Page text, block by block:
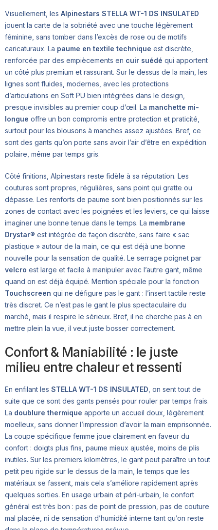
Visuellement, les Alpinestars STELLA WT-1 DS INSULATED
jouent la carte de la sobriété avec une touche légèrement
féminine, sans tomber dans l’excès de rose ou de motifs
caricaturaux. La paume en textile technique est discrète,
renforcée par des empiècements en cuir suédé qui apportent
un côté plus premium et rassurant. Sur le dessus de la main, les
lignes sont fluides, modernes, avec les protections
d’articulations en Soft PU bien intégrées dans le design,
presque invisibles au premier coup d’œil. La manchette mi-
longue offre un bon compromis entre protection et praticité,
surtout pour les blousons à manches assez ajustées. Bref, ce
sont des gants qu’on porte sans avoir l’air d’être en expédition
polaire, même par temps gris.
Côté finitions, Alpinestars reste fidèle à sa réputation. Les
coutures sont propres, régulières, sans point qui gratte ou
dépasse. Les renforts de paume sont bien positionnés sur les
zones de contact avec les poignées et les leviers, ce qui laisse
imaginer une bonne tenue dans le temps. La membrane
Drystar® est intégrée de façon discrète, sans faire « sac
plastique » autour de la main, ce qui est déjà une bonne
nouvelle pour la sensation de qualité. Le serrage poignet par
velcro est large et facile à manipuler avec l’autre gant, même
quand on est déjà équipé. Mention spéciale pour la fonction
Touchscreen qui ne défigure pas le gant : l’insert tactile reste
très discret. Ce n’est pas le gant le plus spectaculaire du
marché, mais il respire le sérieux. Bref, il ne cherche pas à en
mettre plein la vue, il veut juste bosser correctement.
Confort & Maniabilité : le juste
milieu entre chaleur et ressenti
En enfilant les STELLA WT-1 DS INSULATED , on sent tout de
suite que ce sont des gants pensés pour rouler par temps frais.
La doublure thermique apporte un accueil doux, légèrement
moelleux, sans donner l’impression d’avoir la main emprisonnée.
La coupe spécifique femme joue clairement en faveur du
confort : doigts plus fins, paume mieux ajustée, moins de plis
inutiles. Sur les premiers kilomètres, le gant peut paraître un tout
petit peu rigide sur le dessus de la main, le temps que les
matériaux se fassent, mais cela s’améliore rapidement après
quelques sorties. En usage urbain et péri-urbain, le confort
général est très bon : pas de point de pression, pas de couture
mal placée, ni de sensation d’humidité interne tant qu’on reste